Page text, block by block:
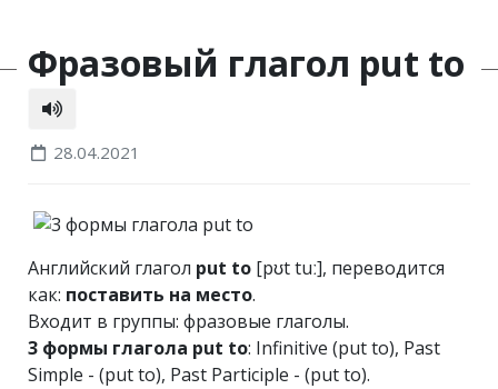
Фразовый глагол put to
28.04.2021
Английский глагол put to [pʊt tuː], переводится
как: поставить на место.
Входит в группы: фразовые глаголы.
3 формы глагола put to: Infinitive (put to), Past
Simple - (put to), Past Participle - (put to).